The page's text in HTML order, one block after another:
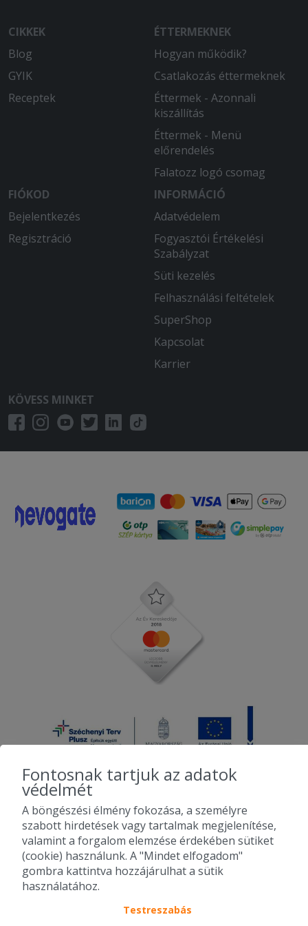
CIKKEK
Blog
GYIK
Receptek
ÉTTERMEKNEK
Hogyan működik?
Csatlakozás éttermeknek
Éttermek - Azonnali
kiszállítás
Éttermek - Menü
előrendelés
Falatozz logó csomag
FIÓKOD
Bejelentkezés
Regisztráció
INFORMÁCIÓ
Adatvédelem
Fogyasztói Értékelési
Szabályzat
Süti kezelés
Felhasználási feltételek
SuperShop
Kapcsolat
Karrier
KÖVESS MINKET
2010-2026 Copyright - Falatozz.hu - Diston-line Kft.
Pizza, gyros, hamburger, menük kedvező áron, egy helyen az összes
étterem ajánlata.
Fontosnak tartjuk az adatok
védelmét
A böngészési élmény fokozása, a személyre
szabott hirdetések vagy tartalmak megjelenítése,
valamint a forgalom elemzése érdekében sütiket
(cookie) használunk. A "Mindet elfogadom"
gombra kattintva hozzájárulhat a sütik
használatához.
Testreszabás